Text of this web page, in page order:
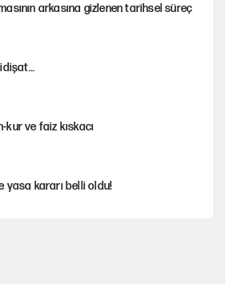
arkasına gizlenen tarihsel süreç
kur ve faiz kıskacı
yasa kararı belli oldu!